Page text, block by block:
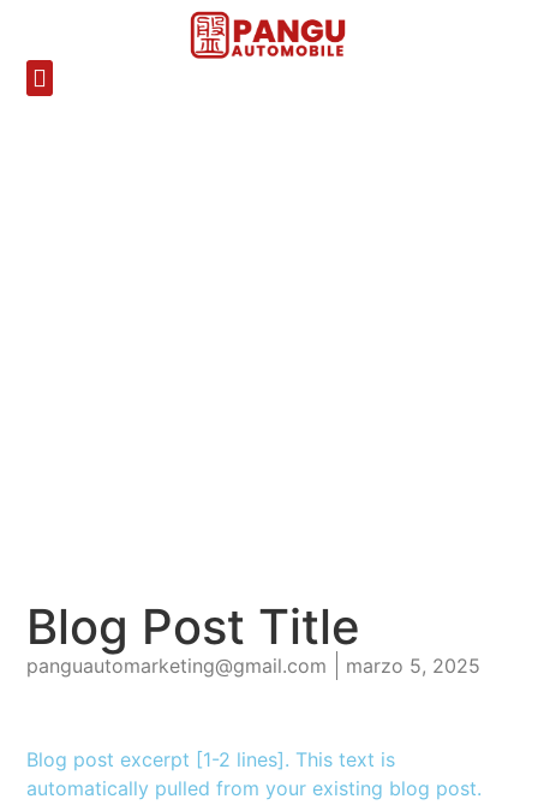
Blog Post Title
panguautomarketing@gmail.com marzo 5, 2025
Blog post excerpt [1-2 lines]. This text is
automatically pulled from your existing blog post.